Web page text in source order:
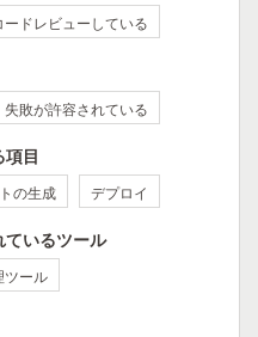
ードレビューしている
失敗が許容されている
目
の生成 デプロイ
ているツール
ツール